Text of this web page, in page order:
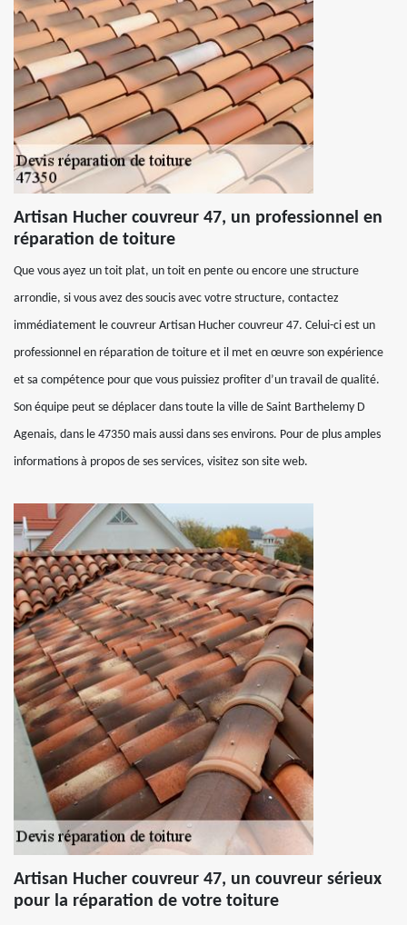
Artisan Hucher couvreur 47, un professionnel en
réparation de toiture
Que vous ayez un toit plat, un toit en pente ou encore une structure
arrondie, si vous avez des soucis avec votre structure, contactez
immédiatement le couvreur Artisan Hucher couvreur 47. Celui-ci est un
professionnel en réparation de toiture et il met en œuvre son expérience
et sa compétence pour que vous puissiez profiter d’un travail de qualité.
Son équipe peut se déplacer dans toute la ville de Saint Barthelemy D
Agenais, dans le 47350 mais aussi dans ses environs. Pour de plus amples
informations à propos de ses services, visitez son site web.
Artisan Hucher couvreur 47, un couvreur sérieux
pour la réparation de votre toiture